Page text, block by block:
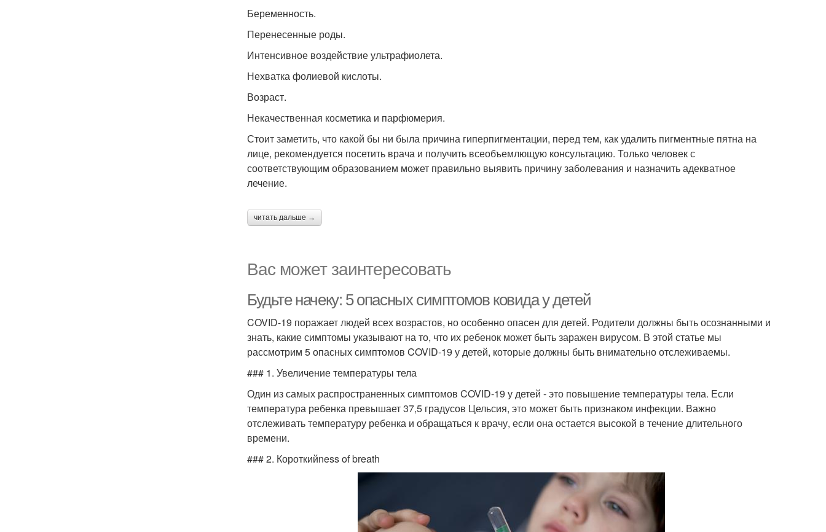
Беременность.
Перенесенные роды.
Интенсивное воздействие ультрафиолета.
Нехватка фолиевой кислоты.
Возраст.
Некачественная косметика и парфюмерия.
Стоит заметить, что какой бы ни была причина гиперпигментации, перед тем, как удалить пигментные пятна на
лице, рекомендуется посетить врача и получить всеобъемлющую консультацию. Только человек с
соответствующим образованием может правильно выявить причину заболевания и назначить адекватное
лечение.
читать дальше →
Вас может заинтересовать
Будьте начеку: 5 опасных симптомов ковида у детей
COVID-19 поражает людей всех возрастов, но особенно опасен для детей. Родители должны быть осознанными и
знать, какие симптомы указывают на то, что их ребенок может быть заражен вирусом. В этой статье мы
рассмотрим 5 опасных симптомов COVID-19 у детей, которые должны быть внимательно отслеживаемы.
### 1. Увеличение температуры тела
Один из самых распространенных симптомов COVID-19 у детей - это повышение температуры тела. Если
температура ребенка превышает 37,5 градусов Цельсия, это может быть признаком инфекции. Важно
отслеживать температуру ребенка и обращаться к врачу, если она остается высокой в течение длительного
времени.
### 2. Короткийness of breath